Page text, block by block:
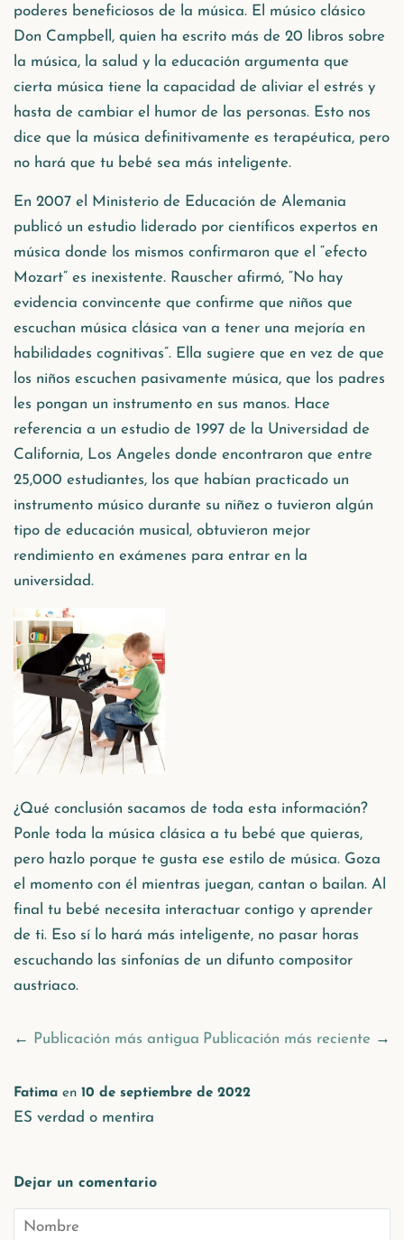
poderes beneficiosos de la música. El músico clásico
Don Campbell, quien ha escrito más de 20 libros sobre
la música, la salud y la educación argumenta que
cierta música tiene la capacidad de aliviar el estrés y
hasta de cambiar el humor de las personas. Esto nos
dice que la música definitivamente es terapéutica, pero
no hará que tu bebé sea más inteligente.
En 2007 el Ministerio de Educación de Alemania
publicó un estudio liderado por científicos expertos en
música donde los mismos confirmaron que el “efecto
Mozart” es inexistente. Rauscher afirmó, “No hay
evidencia convincente que confirme que niños que
escuchan música clásica van a tener una mejoría en
habilidades cognitivas”. Ella sugiere que en vez de que
los niños escuchen pasivamente música, que los padres
les pongan un instrumento en sus manos. Hace
referencia a un estudio de 1997 de la Universidad de
California, Los Angeles donde encontraron que entre
25,000 estudiantes, los que habían practicado un
instrumento músico durante su niñez o tuvieron algún
tipo de educación musical, obtuvieron mejor
rendimiento en exámenes para entrar en la
universidad.
¿Qué conclusión sacamos de toda esta información?
Ponle toda la música clásica a tu bebé que quieras,
pero hazlo porque te gusta ese estilo de música. Goza
el momento con él mientras juegan, cantan o bailan. Al
final tu bebé necesita interactuar contigo y aprender
de ti. Eso sí lo hará más inteligente, no pasar horas
escuchando las sinfonías de un difunto compositor
austriaco.
← Publicación más antigua Publicación más reciente →
Fatima en 10 de septiembre de 2022
ES verdad o mentira
Dejar un comentario
Nombre